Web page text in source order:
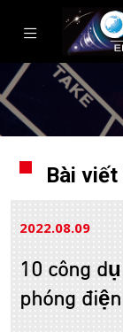
Bài
2022.0809
10 công
phóng điện